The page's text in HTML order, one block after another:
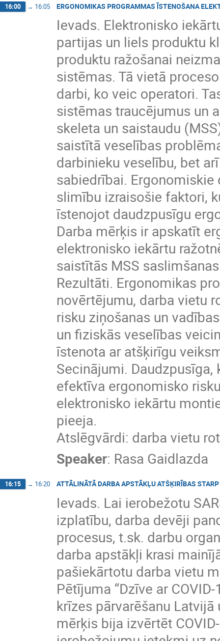
16:00 → 16:05 ERGONOMIKAS PROGRAMMAS ĪSTENOŠANA
Ievads. Elektronisko
partijas un liels produktu
produktu ražošanai
sistēmas. Tā vietā
darbi, ko veic operatori.
sistēmas traucējumus un
skeleta un saistaudu
saistītā veselības
darbinieku veselību, bet
sabiedrībai.
slimību izraisošie faktori,
īstenojot daudzpusīgu
Darba mērķis ir apskatīt
elektronisko iekārtu
saistītās MSS
Rezultāti. Ergonomikas
novērtējumu, darba vietu
risku ziņošanas un
un fiziskās veselības
īstenota ar atšķirīgu
Secinājumi.
efektīva ergonomisko
elektronisko iekārtu
pieeja.
Atslēgvārdi: darba vietu
Speaker: Rasa Gaidlazda
16:15 → 16:20 ATTĀLINĀTĀ DARBA APSTĀKĻU ATŠĶIRĪBAS
Ievads. Lai ierobežotu
izplatību, darba devēji
procesus, t.sk. darbu
darba apstākļi krasi
pašiekārtotu darba vietu
Pētījuma “Dzīve ar
krīzes pārvarēšanu
mērķis bija izvērtēt